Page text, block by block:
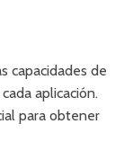
capacidades de
aplicación.
para obtener